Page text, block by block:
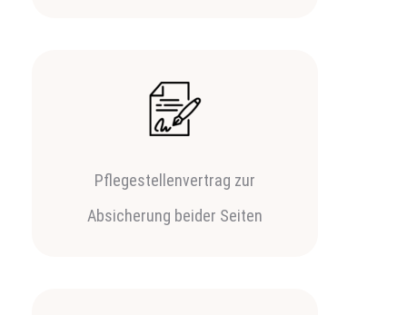
Pflegestellenvertrag zur
Absicherung beider Seiten